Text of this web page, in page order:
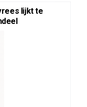
lijkt te